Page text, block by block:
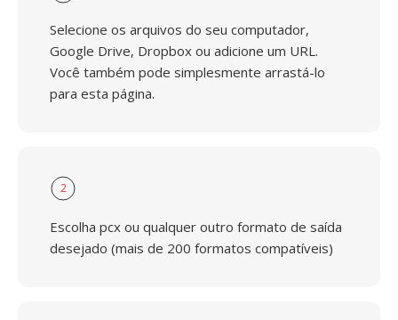
Selecione os arquivos do seu computador,
Google Drive, Dropbox ou adicione um URL.
Você também pode simplesmente arrastá-lo
para esta página.
2
Escolha pcx ou qualquer outro formato de saída
desejado (mais de 200 formatos compatíveis)